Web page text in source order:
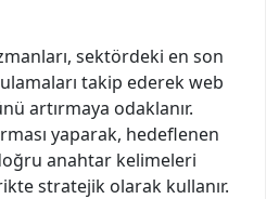
sektördeki en son
takip ederek web
artırmaya odaklanır.
yaparak, hedeflenen
anahtar kelimeleri
stratejik olarak kullanır.